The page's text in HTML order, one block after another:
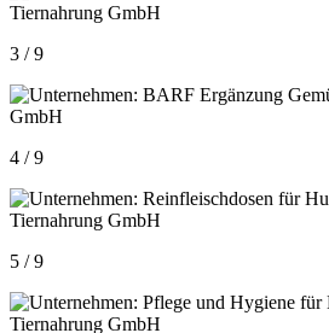
3 / 9
4 / 9
5 / 9